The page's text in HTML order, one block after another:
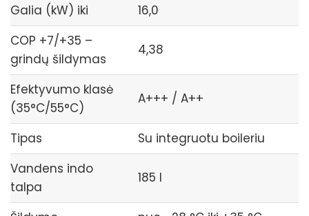
Galia (kW) iki
16,0
COP +7/+35 –
grindų šildymas
4,38
Efektyvumo klasė
(35°C/55°C)
A+++ / A++
Tipas
Su integruotu boileriu
Vandens indo
talpa
185 l